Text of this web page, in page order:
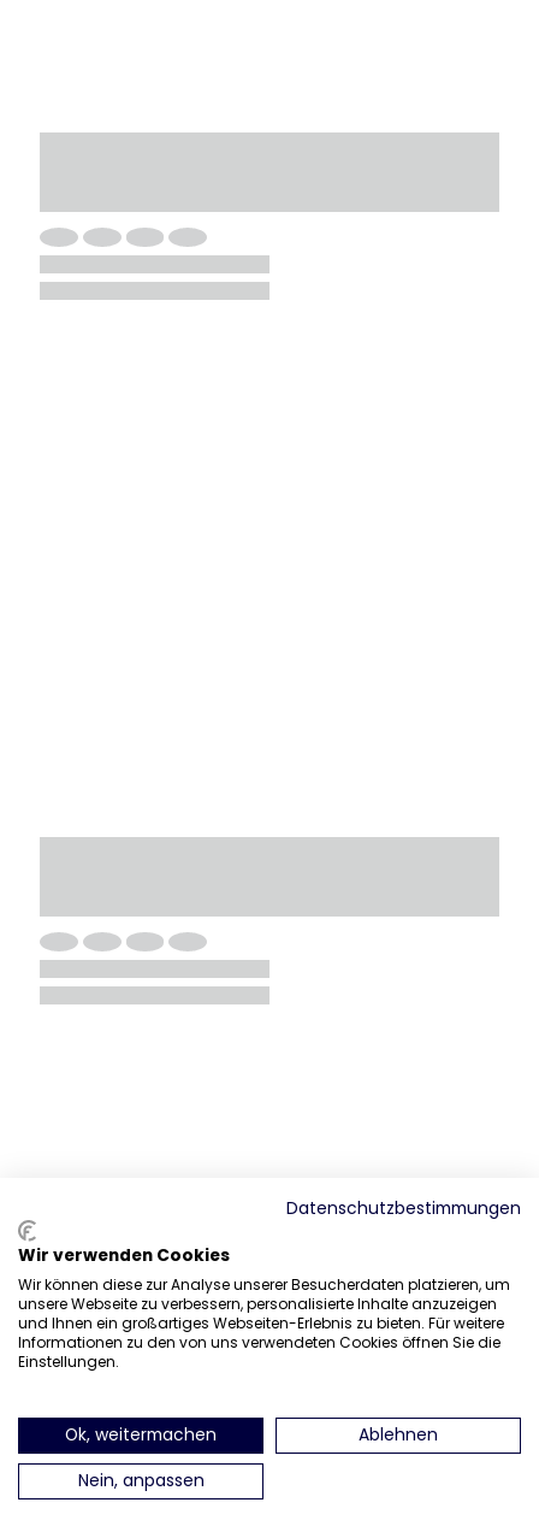
Datenschutzbestimmungen
Wir verwenden Cookies
Wir können diese zur Analyse unserer Besucherdaten platzieren, um
unsere Webseite zu verbessern, personalisierte Inhalte anzuzeigen
und Ihnen ein großartiges Webseiten-Erlebnis zu bieten. Für weitere
Informationen zu den von uns verwendeten Cookies öffnen Sie die
Einstellungen.
Ok, weitermachen
Ablehnen
Nein, anpassen